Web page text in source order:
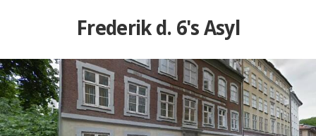
Frederik d. 6's Asyl